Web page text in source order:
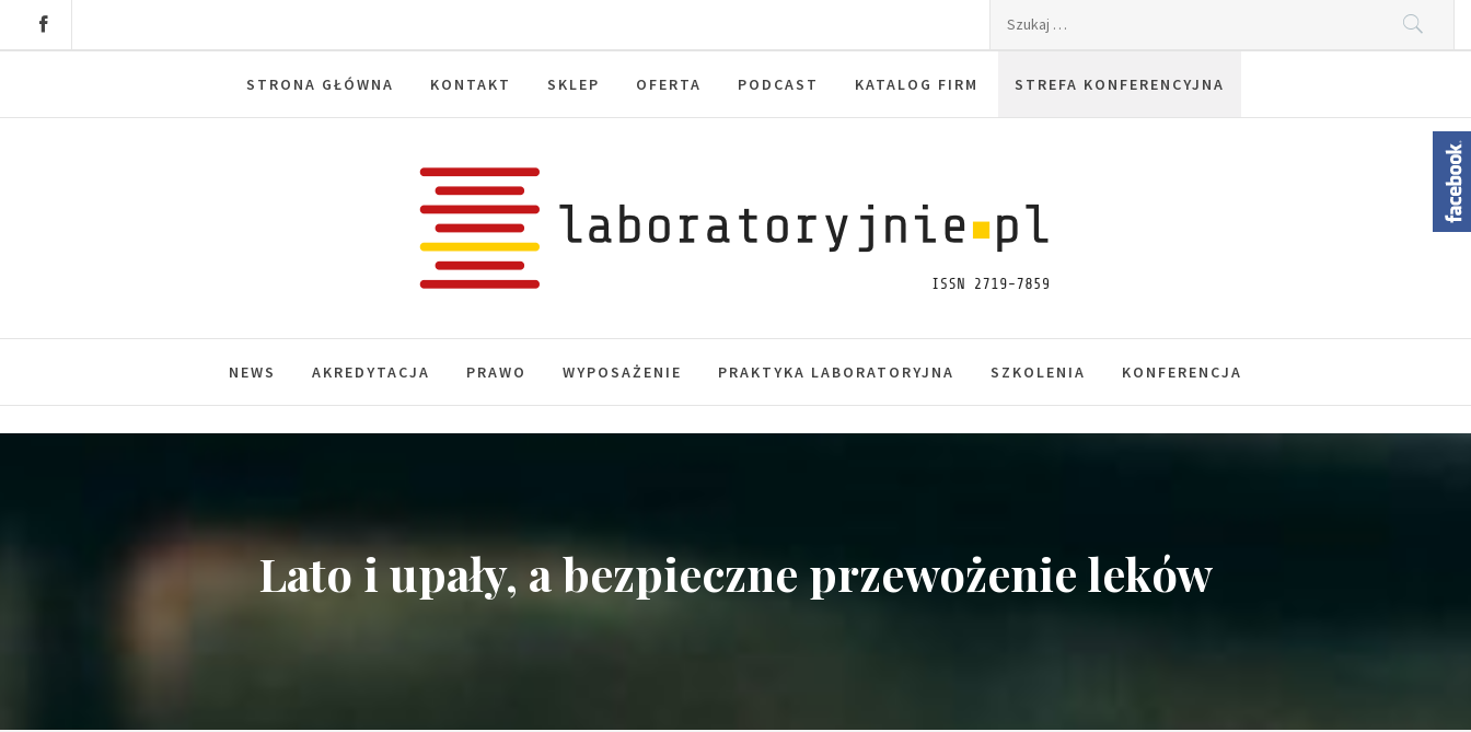
STRONA GŁÓWNA KONTAKT SKLEP OFERTA PODCAST KATALOG FIRM STREFA KONFERENCYJNA
Laboratoryjnie.pl
NEWS AKREDYTACJA PRAWO WYPOSAŻENIE PRAKTYKA LABORATORYJNA SZKOLENIA KONFERENCJA
Lato i upały, a bezpieczne przewożenie leków